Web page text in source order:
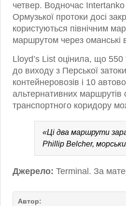
четвер. Водночас
Ормузької протоки досі
користуються північним
маршрутом через оманські
Lloyd’s List оцінила, що 550
до виходу з Перської
контейнеровозів і 10
альтернативних
транспортного коридору
«Ці два маршрути
Phillip Belcher,
Джерело: Terminal. За
Автор: